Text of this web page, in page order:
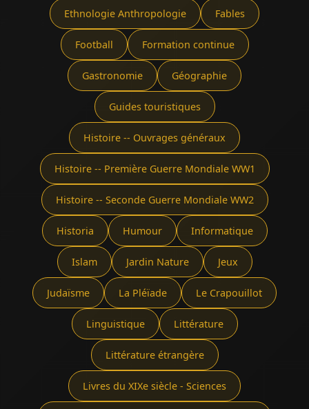
Ethnologie Anthropologie Fables
Football Formation continue
Gastronomie Géographie
Guides touristiques
Histoire -- Ouvrages généraux
Histoire -- Première Guerre Mondiale WW1
Histoire -- Seconde Guerre Mondiale WW2
Historia Humour Informatique
Islam Jardin Nature Jeux
Judaïsme La Pléïade Le Crapouillot
Linguistique Littérature
Littérature étrangère
Livres du XIXe siècle - Sciences